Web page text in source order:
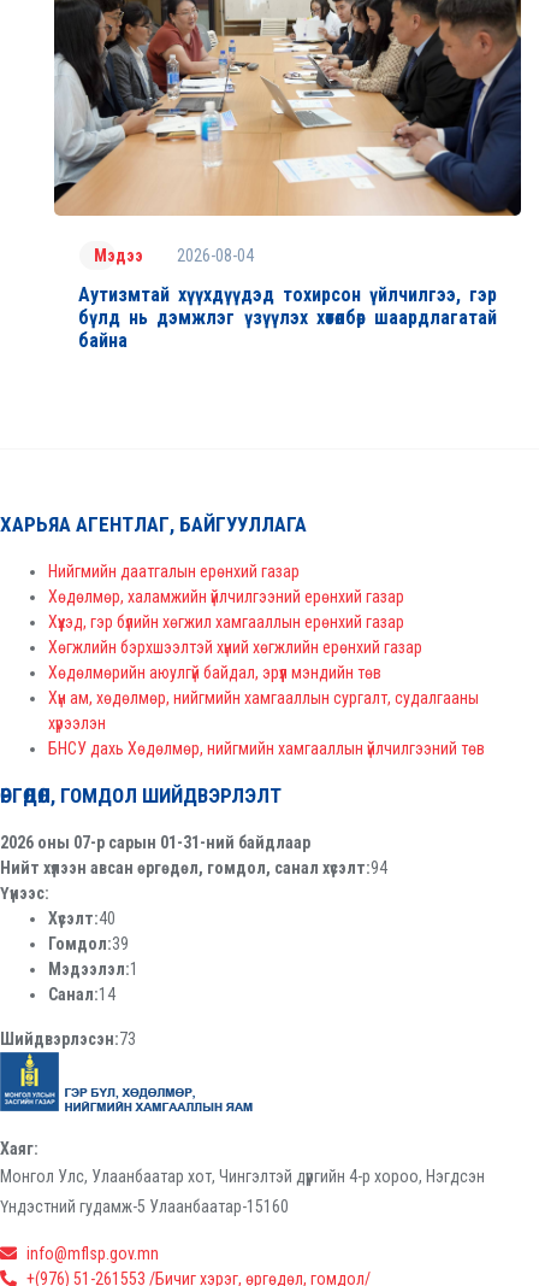
Мэдээ 2026-08-04
Аутизмтай хүүхдүүдэд тохирсон үйлчилгээ, гэр
бүлд нь дэмжлэг үзүүлэх хөтөлбөр шаардлагатай
байна
ХАРЬЯА АГЕНТЛАГ, БАЙГУУЛЛАГА
Нийгмийн даатгалын ерөнхий газар
Хөдөлмөр, халамжийн үйлчилгээний ерөнхий газар
Хүүхэд, гэр бүлийн хөгжил хамгааллын ерөнхий газар
Хөгжлийн бэрхшээлтэй хүний хөгжлийн ерөнхий газар
Хөдөлмөрийн аюулгүй байдал, эрүүл мэндийн төв
Хүн ам, хөдөлмөр, нийгмийн хамгааллын сургалт, судалгааны
хүрээлэн
БНСУ дахь Хөдөлмөр, нийгмийн хамгааллын үйлчилгээний төв
ӨРГӨДӨЛ, ГОМДОЛ ШИЙДВЭРЛЭЛТ
2026 оны 07-р сарын 01-31-ний байдлаар
Нийт хүлээн авсан өргөдөл, гомдол, санал хүсэлт:94
Үүнээс:
Хүсэлт:40
Гомдол:39
Мэдээлэл:1
Санал:14
Шийдвэрлэсэн:73
Хаяг:
Монгол Улс, Улаанбаатар хот, Чингэлтэй дүүргийн 4-р хороо, Нэгдсэн
Үндэстний гудамж-5 Улаанбаатар-15160
info@mflsp.gov.mn
+(976) 51-261553 /Бичиг хэрэг, өргөдөл, гомдол/